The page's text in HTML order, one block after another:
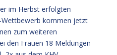
im Herbst erfolgten
kommen jetzt
zum weiteren
den Frauen 18 Meldungen